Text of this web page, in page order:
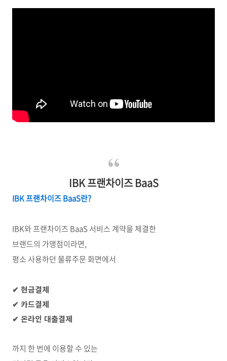
IBK 프랜차이즈 BaaS
IBK 프랜차이즈 BaaS란?
IBK와 프랜차이즈 BaaS 서비스 계약을 체결한
브랜드의 가맹점이라면,
평소 사용하던 물류주문 화면에서
✔ 현금결제
✔ 카드결제
✔ 온라인 대출결제
까지 한 번에 이용할 수 있는